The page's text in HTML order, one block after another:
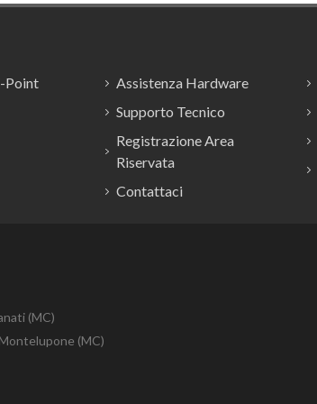
Point
Assistenza Hardware
Supporto Tecnico
Registrazione Area
Riservata
Contattaci
(MC)
(MC)